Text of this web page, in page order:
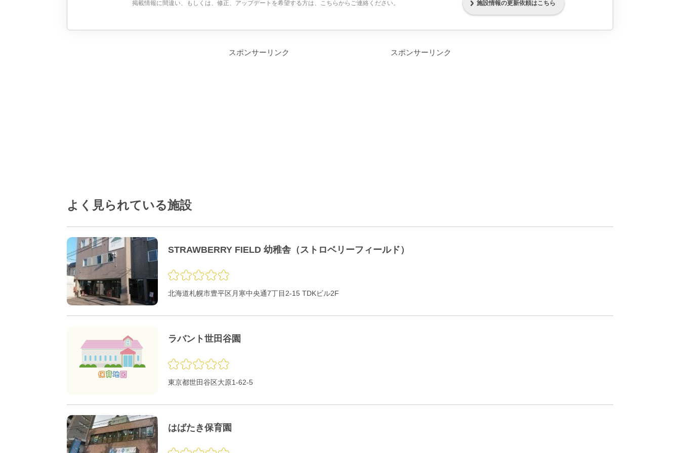
掲載情報に間違い、もしくは、修正、アップデートを希望する方は、こちらからご連絡ください。 施設情報の更新依頼はこちら
スポンサーリンク スポンサーリンク
よく見られている施設
STRAWBERRY FIELD 幼稚舎（ストロベリーフィールド）
北海道札幌市豊平区月寒中央通7丁目2-15 TDKビル2F
ラバント世田谷園
東京都世田谷区大原1-62-5
はばたき保育園